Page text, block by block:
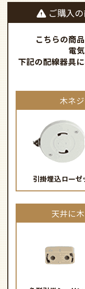
ご購入
こちらの商
電
下記の配線器具
木ネ
天井に